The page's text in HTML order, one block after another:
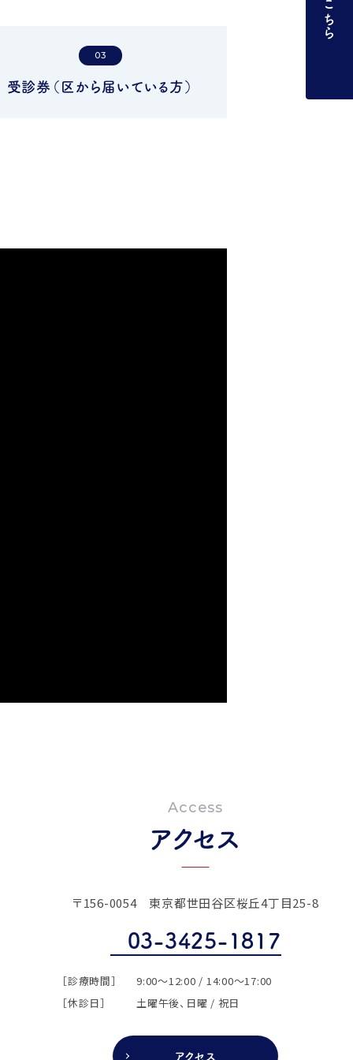
03
受診券（区から届いている方）
Access
アクセス
〒156-0054 東京都世田谷区桜丘4丁目25-8
03-3425-1817
［診療時間］
9:00～12:00 / 14:00～17:00
［休診日］
土曜午後、日曜 / 祝日
アクセス